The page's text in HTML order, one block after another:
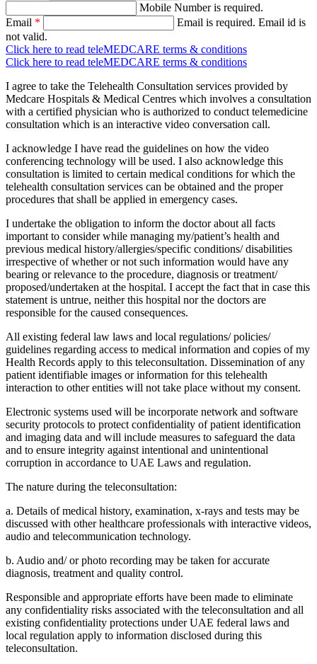
Mobile Number is required.
Email * Email is required. Email id is
not valid.
Click here to read teleMEDCARE terms & conditions
Click here to read teleMEDCARE terms & conditions
I agree to take the Telehealth Consultation services provided by
Medcare Hospitals & Medical Centres which involves a consultation
with a certified physician who is authorized to conduct telemedicine
consultation which is an interactive video conversation call.
I acknowledge I have read the guidelines on how the video
conferencing technology will be used. I also acknowledge this
consultation is limited to certain medical conditions for which the
telehealth consultation services can be obtained and the proper
procedures that shall be applied in emergency cases.
I undertake the obligation to inform the doctor about all facts
important to consider while managing my/patient’s health and
previous medical history/allergies/specific conditions/ disabilities
irrespective of whether or not such information would have any
bearing or relevance to the procedure, diagnosis or treatment/
proposed/undertaken at the hospital. I accept the fact that in case this
statement is untrue, neither this hospital nor the doctors are
responsible for the caused consequences.
All existing federal law laws and local regulations/ policies/
guidelines regarding access to medical information and copies of my
Health Records apply to this teleconsultation. Dissemination of any
patient identifiable images or information for this telehealth
interaction to other entities will not take place without my consent.
Electronic systems used will be incorporate network and software
security protocols to protect confidentiality of patient identification
and imaging data and will include measures to safeguard the data
and to ensure integrity against intentional and unintentional
corruption in accordance to UAE Laws and regulation.
The nature during the teleconsultation:
a. Details of medical history, examination, x-rays and tests may be
discussed with other healthcare professionals with interactive videos,
audio and telecommunication technology.
b. Audio and/ or photo recording may be taken for accurate
diagnosis, treatment and quality control.
Responsible and appropriate efforts have been made to eliminate
any confidentiality risks associated with the teleconsultation and all
existing confidentiality protections under UAE federal laws and
local regulation apply to information disclosed during this
teleconsultation.